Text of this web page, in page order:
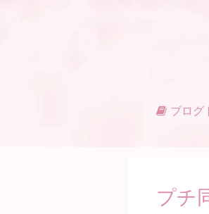
ブログ
プチ